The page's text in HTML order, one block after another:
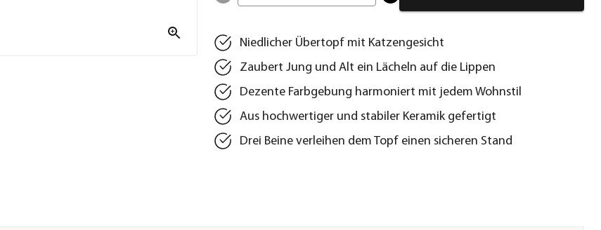
Niedlicher Übertopf mit Katzengesicht
Zaubert Jung und Alt ein Lächeln auf die Lippen
Dezente Farbgebung harmoniert mit jedem Wohnstil
Aus hochwertiger und stabiler Keramik gefertigt
Drei Beine verleihen dem Topf einen sicheren Stand